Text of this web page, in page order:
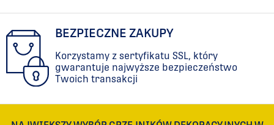
BEZPIECZNE ZAKUPY
Korzystamy z sertyfikatu SSL, który
gwarantuje najwyższe bezpieczeństwo
Twoich transakcji